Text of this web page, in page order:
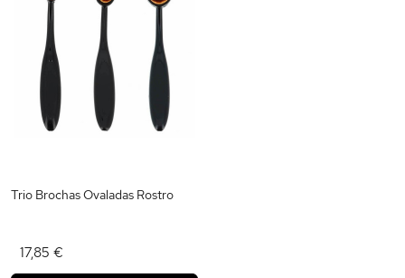
Trio Brochas Ovaladas Rostro
17,85 €